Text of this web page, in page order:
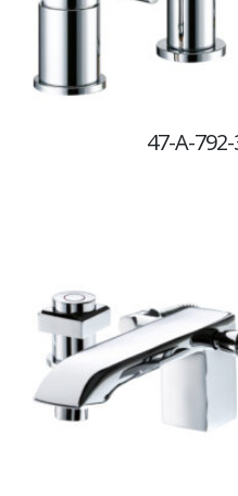
47-A-
克笛衛廚工藝
克笛衛廚工藝創立於1993
主，專業團隊提供客製化
行，提供客戶優質服務在
創新把衛浴與藝術結合於